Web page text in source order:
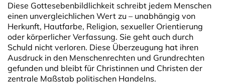
Diese Gottesebenbildlichkeit schreibt jedem Menschen
einen unvergleichlichen Wert zu – unabhängig von
Herkunft, Hautfarbe, Religion, sexueller Orientierung
oder körperlicher Verfassung. Sie geht auch durch
Schuld nicht verloren. Diese Überzeugung hat ihren
Ausdruck in den Menschenrechten und Grundrechten
gefunden und bleibt für Christinnen und Christen der
zentrale Maßstab politischen Handelns.